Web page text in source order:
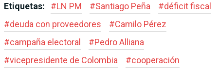
Etiquetas: #LN PM #Santiago Peña #déficit fiscal
#deuda con proveedores #Camilo Pérez
#campaña electoral #Pedro Alliana
#vicepresidente de Colombia #cooperación